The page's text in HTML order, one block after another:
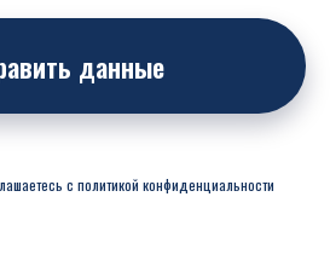
данные
с политикой конфиденциальности